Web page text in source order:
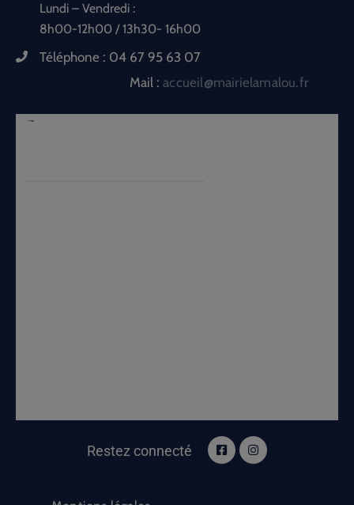
Lundi – Vendredi :
8h00-12h00 / 13h30- 16h00
Téléphone : 04 67 95 63 07
Mail :accueil@mairielamalou.fr
Restez connecté